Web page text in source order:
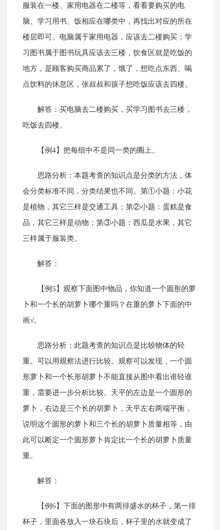
服装在一楼、家用电器在二楼等，看看要购买的电
脑、学习用书、饭相应在哪类中，再找出对应的所在
楼层即可。电脑属于家用电器，应该去二楼购买；学
习图书属于图书玩具应该去三楼，饮食区就是吃饭的
地方，是顾客购买商品累了，饿了，想吃点东西、喝
点饮料的休息区，张叔叔和孩子想吃饭应该去四楼。
解答：买电脑去二楼购买，买学习图书去三楼，
吃饭去四楼。
【例4】把每组中不是同一类的圈上。
思路分析：本题考查的知识点是分类的方法，体
会分类标准不同，分类结果也不同。第①小题：小花
是植物，其它三样是交通工具；第②小题：蛋糕是食
品，其它三样是动物；第③小题：西瓜是水果，其它
三样属于服装类。
解答：
【例5】观察下面图中物品，你知道一个圆形的萝
卜和一个长的胡萝卜哪个重吗？在重的萝卜下面的中
画√。
思路分析：此题考查的知识点是比较物体的轻
重。可以用观察法进行比较。观察可以发现，一个圆
形萝卜和一个长形胡萝卜不能直接从图中看出谁轻谁
重，需要进一步分析比较。天平的左边是一个圆形的
萝卜，右边是三个长的胡萝卜，天平左右两端平衡，
说明这个圆形的萝卜和三个长的胡萝卜质量相等，由
此可以断定一个圆形萝卜肯定比一个长的胡萝卜质量
重。
解答：
【例6】下面的图形中有两排盛水的杯子，第一排
杯子，里面各放入一块石块后，杯子里的水就变成了